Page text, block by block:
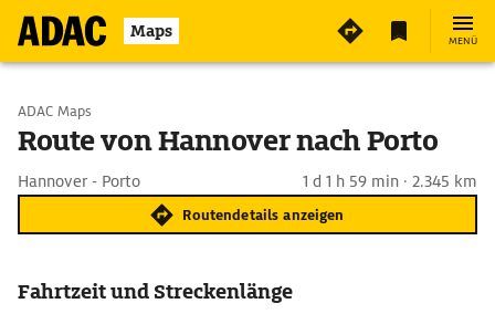
Maps MENÜ
Start wählen
ADAC Maps
Route von Hannover nach Porto
Hannover - Porto 1 d 1 h 59 min · 2.345 km
Routendetails anzeigen
Fahrtzeit und Streckenlänge